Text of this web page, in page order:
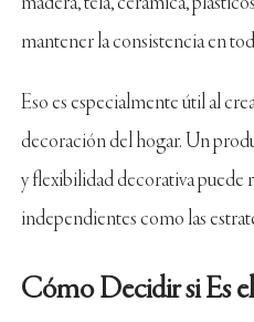
mantener la consistencia en
Eso es especialmente útil al
decoración del hogar. Un
y flexibilidad decorativa puede
independientes como las
Cómo Decidir si Es